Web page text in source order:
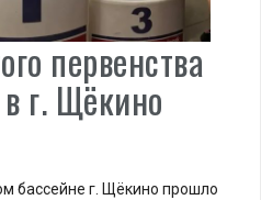
первенства
г. Щёкино
бассейне г. Щёкино прошло